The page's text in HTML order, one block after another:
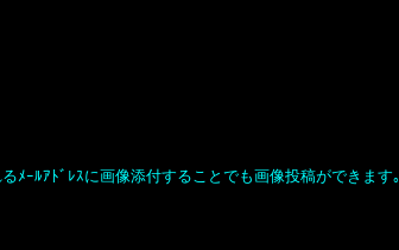
ﾒｰﾙｱﾄﾞﾚｽに画像添付することでも画像投稿ができます｡